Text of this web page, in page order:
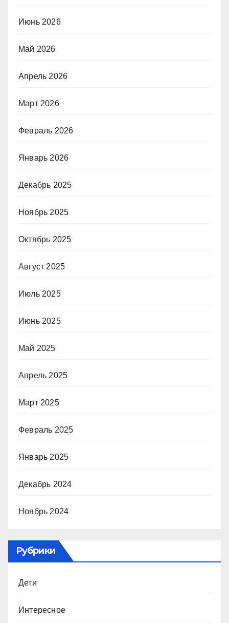
Июнь 2026
Май 2026
Апрель 2026
Март 2026
Февраль 2026
Январь 2026
Декабрь 2025
Ноябрь 2025
Октябрь 2025
Август 2025
Июль 2025
Июнь 2025
Май 2025
Апрель 2025
Март 2025
Февраль 2025
Январь 2025
Декабрь 2024
Ноябрь 2024
Рубрики
Дети
Интересное